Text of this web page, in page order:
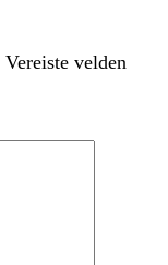
Vereiste velden